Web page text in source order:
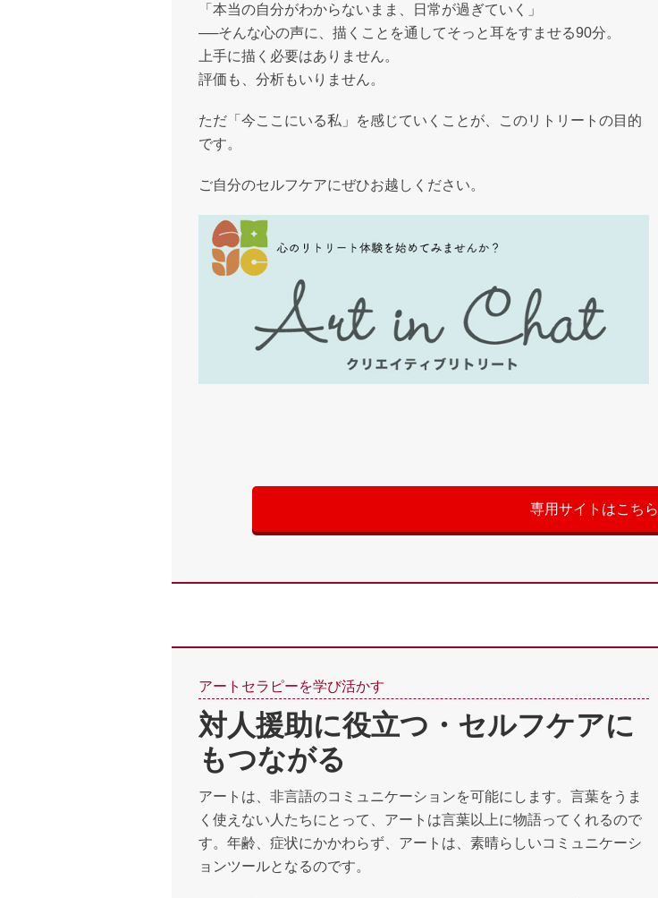
「本当の自分がわからないまま、日常が過ぎていく」
──そんな心の声に、描くことを通してそっと耳をすませる90分。
上手に描く必要はありません。
評価も、分析もいりません。
ただ「今ここにいる私」を感じていくことが、このリトリートの目的
です。
ご自分のセルフケアにぜひお越しください。
専用サイトはこちら
アートセラピーを学び活かす
対人援助に役立つ・セルフケアに
もつながる
アートは、非言語のコミュニケーションを可能にします。言葉をうま
く使えない人たちにとって、アートは言葉以上に物語ってくれるので
す。年齢、症状にかかわらず、アートは、素晴らしいコミュニケーシ
ョンツールとなるのです。